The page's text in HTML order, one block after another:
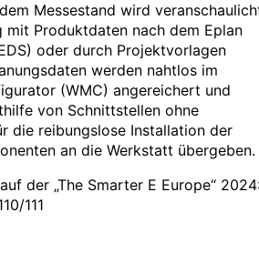
Messestand wird
mit Produktdaten nach dem Eplan
oder durch Projektvorlagen
werden nahtlos im
(WMC) angereichert und
von Schnittstellen ohne
die reibungslose Installation der
an die Werkstatt übergeben.
der „The Smarter E Europe“
111